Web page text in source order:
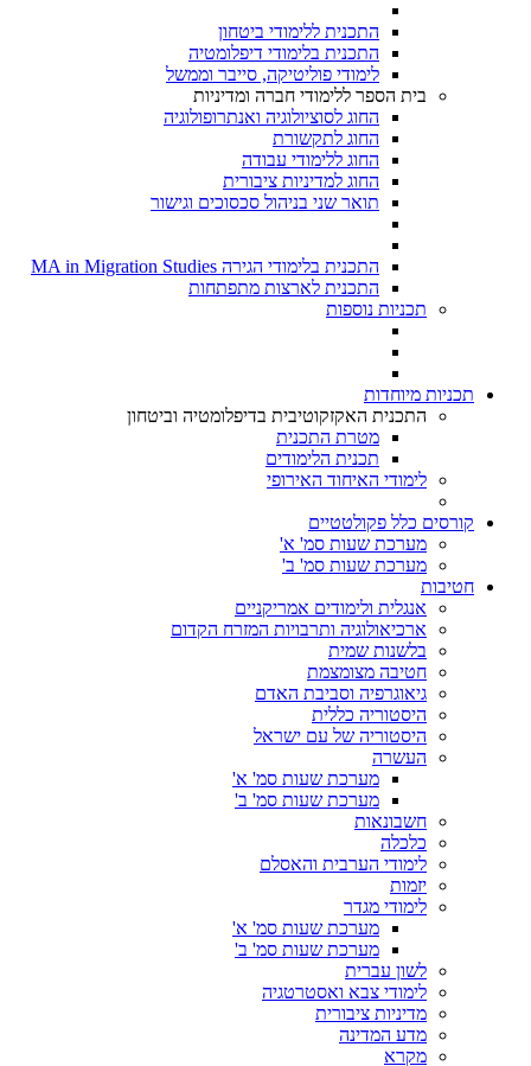
התכנית ללימודי ביטחון
התכנית בלימודי דיפלומטיה
לימודי פוליטיקה, סייבר וממשל
בית הספר ללימודי חברה ומדיניות
החוג לסוציולוגיה ואנתרופולוגיה
החוג לתקשורת
החוג ללימודי עבודה
החוג למדיניות ציבורית
תואר שני בניהול סכסוכים וגישור
התכנית בלימודי הגירה MA in Migration Studies​
התכנית לארצות מתפתחות
תכניות נוספות
תכניות מיוחדות
התכנית האקזקוטיבית בדיפלומטיה וביטחון
מטרת התכנית
תכנית הלימודים
לימודי האיחוד האירופי
קורסים כלל פקולטטיים
מערכת שעות סמ' א'
מערכת שעות סמ' ב'
חטיבות
אנגלית ולימודים אמריקניים
ארכיאולוגיה ותרבויות המזרח הקדום
בלשנות שמית
חטיבה מצומצמת
גיאוגרפיה וסביבת האדם
היסטוריה כללית
היסטוריה של עם ישראל
העשרה
מערכת שעות סמ' א'
מערכת שעות סמ' ב'
חשבונאות
כלכלה
לימודי הערבית והאסלם
יזמות
לימודי מגדר
מערכת שעות סמ' א'
מערכת שעות סמ' ב'
לשון עברית
לימודי צבא ואסטרטגיה
מדיניות ציבורית
מדע המדינה
מקרא